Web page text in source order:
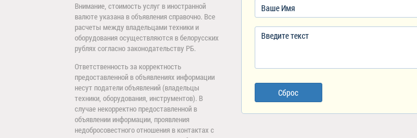
Сброс
Внимание, стоимость услуг в иностранной
валюте указана в объявления справочно. Все
расчеты между владельцами техники и
оборудования осуществляются в белорусских
рублях согласно законодательству РБ.
Ответственность за корректность
предоставленной в объявлениях информации
несут податели объявлений (владельцы
техники, оборудования, инструментов). В
случае некорректно предоставленной в
объявлении информации, проявления
недобросовестного отношения в контактах с